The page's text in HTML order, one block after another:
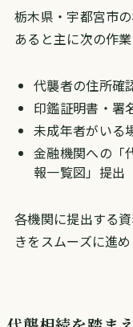
栃木県・宇都宮市
あると主に次の作
代襲者の住所確
印鑑証明書・署
未成年者がいる
金融機関への「
報一覧図」提出
各機関に提出する
きをスムーズに進め